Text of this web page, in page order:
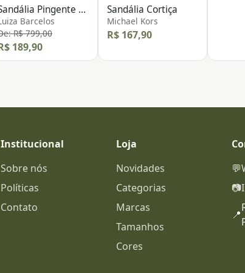
Sandália Pingente Miçanga
Barcelos
R$ 799,00
189,90
Sandália Cortiça
Michael Kors
R$ 167,90
Institucional
Sobre nós
Políticas
Contato
Loja
Novidades
Categorias
Marcas
Tamanhos
Cores
💬
📷
📍